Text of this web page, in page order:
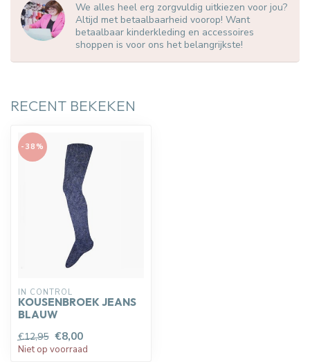
We alles heel erg zorgvuldig uitkiezen voor jou?
Altijd met betaalbaarheid voorop! Want
betaalbaar kinderkleding en accessoires
shoppen is voor ons het belangrijkste!
RECENT BEKEKEN
-38%
IN CONTROL
KOUSENBROEK JEANS
BLAUW
€12,95 €8,00
Niet op voorraad